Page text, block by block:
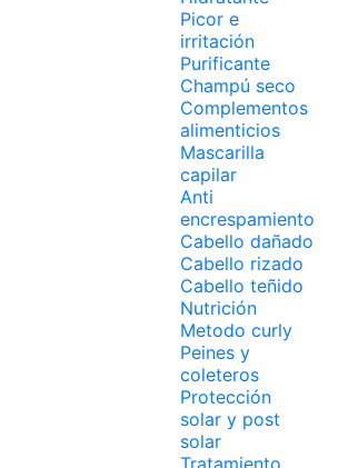
Picor e
irritación
Purificante
Champú seco
Complementos
alimenticios
Mascarilla
capilar
Anti
encrespamiento
Cabello dañado
Cabello rizado
Cabello teñido
Nutrición
Metodo curly
Peines y
coleteros
Protección
solar y post
solar
Tratamiento